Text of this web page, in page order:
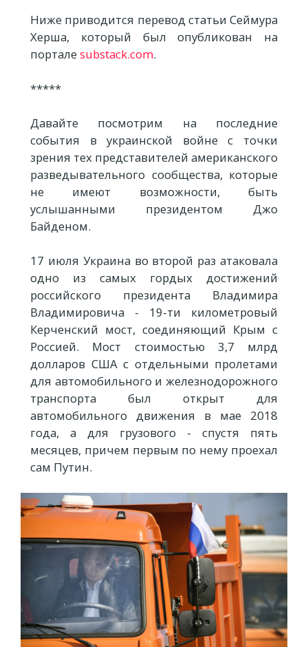
Ниже приводится перевод статьи Сеймура
Херша, который был опубликован на
портале substack.com.
*****
Давайте посмотрим на последние
события в украинской войне с точки
зрения тех представителей американского
разведывательного сообщества, которые
не имеют возможности, быть
услышанными президентом Джо
Байденом.
17 июля Украина во второй раз атаковала
одно из самых гордых достижений
российского президента Владимира
Владимировича - 19-ти километровый
Керченский мост, соединяющий Крым с
Россией. Мост стоимостью 3,7 млрд
долларов США с отдельными пролетами
для автомобильного и железнодорожного
транспорта был открыт для
автомобильного движения в мае 2018
года, а для грузового - спустя пять
месяцев, причем первым по нему проехал
сам Путин.